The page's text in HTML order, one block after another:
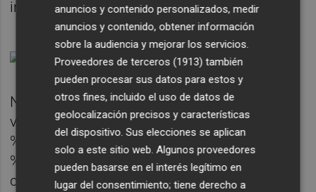
informes de Snap-on Business Solutions.
No obstante, en las ganancias del sector, las
ventas de los nuevos representaron el 37,8
%; los recambios, el 34,4 %; el taller, un 15,5
% y, por último, las operaciones de los
coches de ocasión, un 12,3 %.
anuncios y contenido personalizados, medir
anuncios y contenido, obtener información
sobre la audiencia y mejorar los servicios.
Proveedores de terceros (1913) también
pueden procesar sus datos para estos y
otros fines, incluido el uso de datos de
geolocalización precisos y características
del dispositivo. Sus elecciones se aplican
solo a este sitio web. Algunos proveedores
pueden basarse en el interés legítimo en
lugar del consentimiento; tiene derecho a